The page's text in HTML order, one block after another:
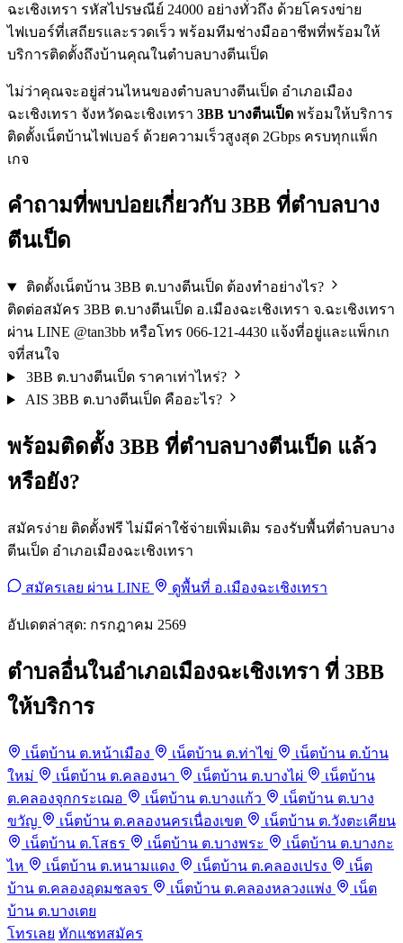
ฉะเชิงเทรา รหัสไปรษณีย์ 24000 อย่างทั่วถึง ด้วยโครงข่าย
ไฟเบอร์ที่เสถียรและรวดเร็ว พร้อมทีมช่างมืออาชีพที่พร้อมให้
บริการติดตั้งถึงบ้านคุณในตำบลบางตีนเป็ด
ไม่ว่าคุณจะอยู่ส่วนไหนของตำบลบางตีนเป็ด อำเภอเมือง
ฉะเชิงเทรา จังหวัดฉะเชิงเทรา 3BB บางตีนเป็ด พร้อมให้บริการ
ติดตั้งเน็ตบ้านไฟเบอร์ ด้วยความเร็วสูงสุด 2Gbps ครบทุกแพ็ก
เกจ
คำถามที่พบบ่อยเกี่ยวกับ 3BB ที่ตำบลบาง
ตีนเป็ด
ติดตั้งเน็ตบ้าน 3BB ต.บางตีนเป็ด ต้องทำอย่างไร?
ติดต่อสมัคร 3BB ต.บางตีนเป็ด อ.เมืองฉะเชิงเทรา จ.ฉะเชิงเทรา
ผ่าน LINE @tan3bb หรือโทร 066-121-4430 แจ้งที่อยู่และแพ็กเก
จที่สนใจ
3BB ต.บางตีนเป็ด ราคาเท่าไหร่?
AIS 3BB ต.บางตีนเป็ด คืออะไร?
พร้อมติดตั้ง 3BB ที่ตำบลบางตีนเป็ด แล้ว
หรือยัง?
สมัครง่าย ติดตั้งฟรี ไม่มีค่าใช้จ่ายเพิ่มเติม รองรับพื้นที่ตำบลบาง
ตีนเป็ด อำเภอเมืองฉะเชิงเทรา
สมัครเลย ผ่าน LINE ดูพื้นที่ อ.เมืองฉะเชิงเทรา
อัปเดตล่าสุด: กรกฎาคม 2569
ตำบลอื่นในอำเภอเมืองฉะเชิงเทรา ที่ 3BB
ให้บริการ
เน็ตบ้าน ต.หน้าเมือง เน็ตบ้าน ต.ท่าไข่
เน็ตบ้าน ต.บ้าน
ใหม่
เน็ตบ้าน ต.คลองนา เน็ตบ้าน ต.บางไผ่
เน็ตบ้าน
ต.คลองจุกกระเฌอ
เน็ตบ้าน ต.บางแก้ว
เน็ตบ้าน ต.บาง
ขวัญ
เน็ตบ้าน ต.คลองนครเนื่องเขต
เน็ตบ้าน ต.วังตะเคียน
เน็ตบ้าน ต.โสธร
เน็ตบ้าน ต.บางพระ
เน็ตบ้าน ต.บางกะ
ไห
เน็ตบ้าน ต.หนามแดง เน็ตบ้าน ต.คลองเปรง
เน็ต
บ้าน ต.คลองอุดมชลจร
เน็ตบ้าน ต.คลองหลวงแพ่ง
เน็ต
บ้าน ต.บางเตย
โทรเลย ทักแชทสมัคร